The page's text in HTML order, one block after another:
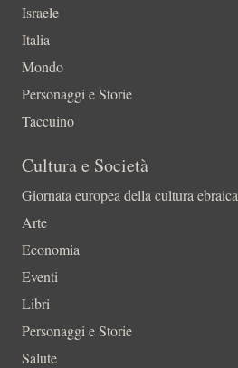
Israele
Italia
Mondo
Personaggi e Storie
Taccuino
Cultura e Società
Giornata europea della cultura ebraica
Arte
Economia
Eventi
Libri
Personaggi e Storie
Salute